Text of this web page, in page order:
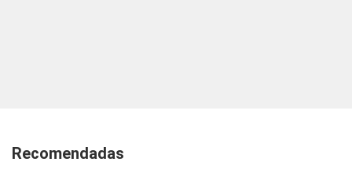
Recomendadas